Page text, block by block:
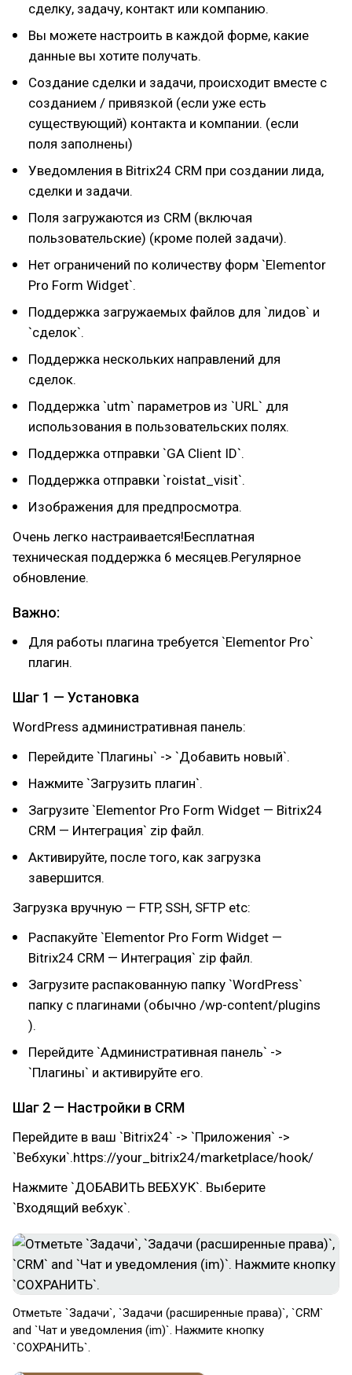
сделку, задачу, контакт или компанию.
Вы можете настроить в каждой форме, какие
данные вы хотите получать.
Создание сделки и задачи, происходит вместе с
созданием / привязкой (если уже есть
существующий) контакта и компании. (если
поля заполнены)
Уведомления в Bitrix24 CRM при создании лида,
сделки и задачи.
Поля загружаются из CRM (включая
пользовательские) (кроме полей задачи).
Нет ограничений по количеству форм `Elementor
Pro Form Widget`.
Поддержка загружаемых файлов для `лидов` и
`сделок`.
Поддержка нескольких направлений для
сделок.
Поддержка `utm` параметров из `URL` для
использования в пользовательских полях.
Поддержка отправки `GA Client ID`.
Поддержка отправки `roistat_visit`.
Изображения для предпросмотра.
Очень легко настраивается!Бесплатная
техническая поддержка 6 месяцев.Регулярное
обновление.
Важно:
Для работы плагина требуется `Elementor Pro`
плагин.
Шаг 1 — Установка
WordPress административная панель:
Перейдите `Плагины` -> `Добавить новый`.
Нажмите `Загрузить плагин`.
Загрузите `Elementor Pro Form Widget — Bitrix24
CRM — Интеграция` zip файл.
Активируйте, после того, как загрузка
завершится.
Загрузка вручную — FTP, SSH, SFTP etc:
Распакуйте `Elementor Pro Form Widget —
Bitrix24 CRM — Интеграция` zip файл.
Загрузите распакованную папку `WordPress`
папку с плагинами (обычно /wp-content/plugins
).
Перейдите `Административная панель` ->
`Плагины` и активируйте его.
Шаг 2 — Настройки в CRM
Перейдите в ваш `Bitrix24` -> `Приложения` ->
`Вебхуки`.https://your_bitrix24/marketplace/hook/
Нажмите `ДОБАВИТЬ ВЕБХУК`. Выберите
`Входящий вебхук`.
​Отметьте `Задачи`, `Задачи (расширенные права)`, `CRM`
and `Чат и уведомления (im)`. Нажмите кнопку
`СОХРАНИТЬ`.